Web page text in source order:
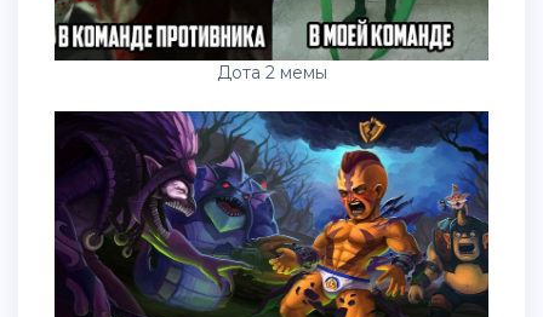
Дота 2 мемы